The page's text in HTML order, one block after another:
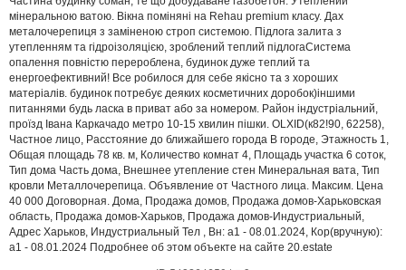
мінеральною ватою. Вікна поміняні на Rehau premium класу. Дах
металочерепиця з заміненою строп системою. Підлога залита з
утепленням та гідроізоляцією, зроблений теплий підлогаСистема
опалення повністю перероблена, будинок дуже теплий та
енергоефективний! Все робилося для себе якісно та з хороших
матеріалів. будинок потребує деяких косметичних доробок)іншими
питаннями будь ласка в приват або за номером. Район індустріальний,
проїзд Івана Каркачадо метро 10-15 хвилин пішки. OLXID(к82!90, 62258),
Частное лицо, Расстояние до ближайшего города В городе, Этажность 1,
Общая площадь 78 кв. м, Количество комнат 4, Площадь участка 6 соток,
Тип дома Часть дома, Внешнее утепление стен Минеральная вата, Тип
кровли Металлочерепица. Объявление от Частного лица. Максим. Цена
40 000 Договорная. Дома, Продажа домов, Продажа домов-Харьковская
область, Продажа домов-Харьков, Продажа домов-Индустриальный,
Адрес Харьков, Индустриальный Тел , Вн: a1 - 08.01.2024, Кор(вручную):
a1 - 08.01.2024 Подробнее об этом объекте на сайте 20.estate